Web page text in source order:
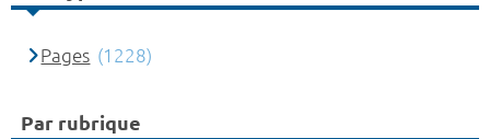
Pages (1228)
Par rubrique